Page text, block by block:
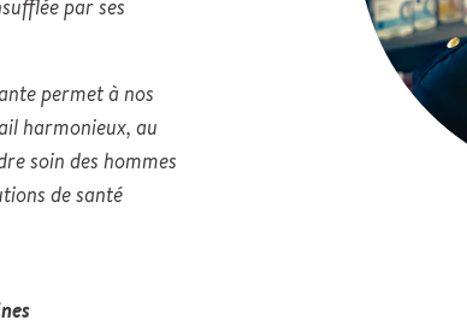
par ses
permet à nos
harmonieux, au
soin des hommes
de santé